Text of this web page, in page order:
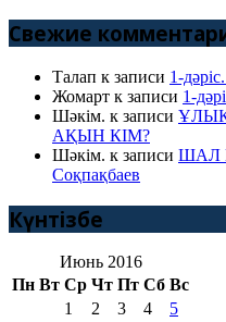
Свежие
Талап к записи 1-
Жомарт к записи 1-
Шәкім. к записи
АҚЫН КІМ?
Шәкім. к записи ШАЛ
Соқпақбаев
Күнтізбе
Июнь 2016
Пн Вт Ср Чт Пт Сб Вс
1 2 3 4
5